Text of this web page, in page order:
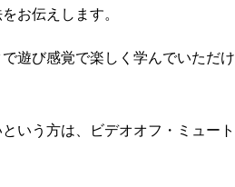
お伝えします。
遊び感覚で楽しく学んでいただけ
いう方は、ビデオオフ・ミュート